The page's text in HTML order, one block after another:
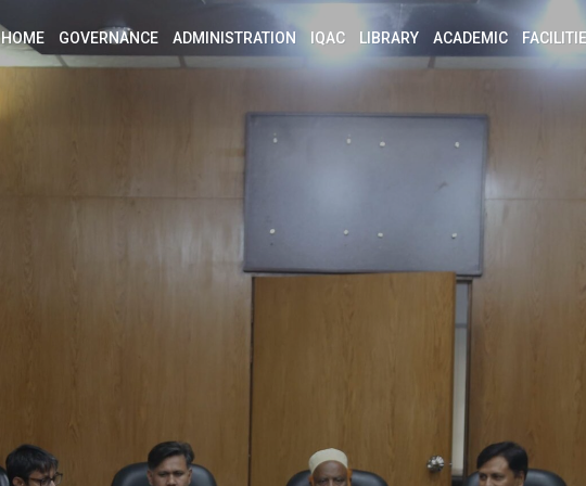
HOME GOVERNANCE ADMINISTRATION IQAC LIBRARY ACADEMIC